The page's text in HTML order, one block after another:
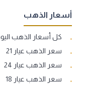
أسعار الذهب
كل أسعار الذهب
سعر الذهب عيار 21
سعر الذهب عيار 24
سعر الذهب عيار 18